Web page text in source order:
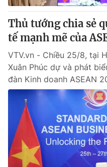
Thủ tướng chia sẻ
tế mạnh mẽ của
VTV.vn - Chiều 25/8, tại
Xuân Phúc dự và phát
đàn Kinh doanh ASEAN